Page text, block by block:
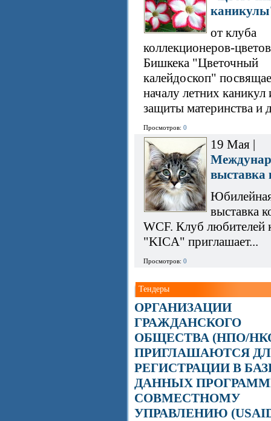
от клуба
коллекционеров-
Бишкека "Цветочный
калейдоскоп"
началу летних
защиты материнства и
Просмотров: 0
19 Мая |
выставка
выставка
WCF. Клуб любителей
"KICA" приглашает...
Просмотров: 0
Тендеры
ОРГАНИЗАЦИИ
ГРАЖДАНСКОГО
ОБЩЕСТВА (НПО/
ПРИГЛАШАЮТСЯ
РЕГИСТРАЦИИ В
ДАННЫХ
СОВМЕСТНОМУ
УПРАВЛЕНИЮ